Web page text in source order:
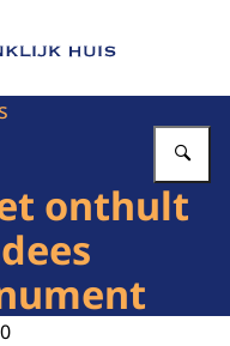
Het Koninklijk Huis
onthult